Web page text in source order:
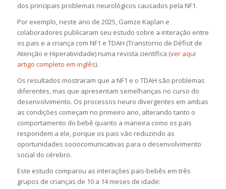
dos principais problemas neurológicos causados pela NF1.
Por exemplo, neste ano de 2025, Gamze Kaplan e
colaboradores publicaram seu estudo sobre a interação entre
os pais e a criança com NF1 e TDAH (Transtorno de Déficit de
Atenção e Hiperatividade) numa revista científica (ver aqui
artigo completo em inglês).
Os resultados mostraram que a NF1 e o TDAH são problemas
diferentes, mas que apresentam semelhanças no curso do
desenvolvimento. Os processos neuro divergentes em ambas
as condições começam no primeiro ano, alterando tanto o
comportamento do bebê quanto a maneira como os pais
respondem a ele, porque os pais vão reduzindo as
oportunidades sociocomunicativas para o desenvolvimento
social do cérebro.
Este estudo comparou as interações pais-bebês em três
grupos de crianças de 10 a 14 meses de idade: